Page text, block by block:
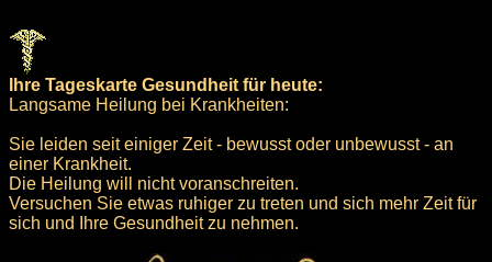
Ihre Tageskarte Gesundheit für heute:
Langsame Heilung bei Krankheiten:
Sie leiden seit einiger Zeit - bewusst oder unbewusst - an
einer Krankheit.
Die Heilung will nicht voranschreiten.
Versuchen Sie etwas ruhiger zu treten und sich mehr Zeit für
sich und Ihre Gesundheit zu nehmen.